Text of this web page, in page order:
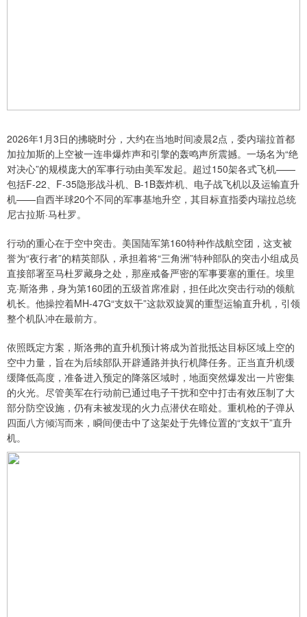
2026年1月3日的拂晓时分，大约在当地时间凌晨2点，委内瑞拉首都
加拉加斯的上空被一连串爆炸声和引擎的轰鸣声所震撼。一场名为“绝
对决心”的规模庞大的军事行动由美军发起。超过150架各式飞机——
包括F-22、F-35隐形战斗机、B-1B轰炸机、电子战飞机以及运输直升
机——自西半球20个不同的军事基地升空，其目标直指委内瑞拉总统
尼古拉斯·马杜罗。
行动的重心在于空中突击。美国陆军第160特种作战航空团，这支被
誉为“夜行者”的精英部队，承担着将“三角洲”特种部队的突击小组成员
直接部署至马杜罗藏身之处，那座戒备严密的军事要塞的重任。埃里
克·斯洛弗，身为第160团的五级首席准尉，担任此次突击行动的领航
机长。他操控着MH-47G“支奴干”这款双旋翼的重型运输直升机，引领
整个机队冲在最前方。
依照既定方案，斯洛弗的直升机预计将成为首批抵达目标区域上空的
空中力量，旨在为后续部队开辟通路并执行机降任务。正当直升机缓
缓降低高度，准备进入预定的降落区域时，地面突然爆发出一片密集
的火光。尽管美军在行动前已通过电子干扰和空中打击有效压制了大
部分防空设施，仍有未被发现的火力点潜伏在暗处。重机枪的子弹从
四面八方倾泻而来，瞬间便击中了这架处于先锋位置的“支奴干”直升
机。